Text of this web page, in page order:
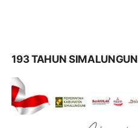
193 TAHUN SIMALUNGUN